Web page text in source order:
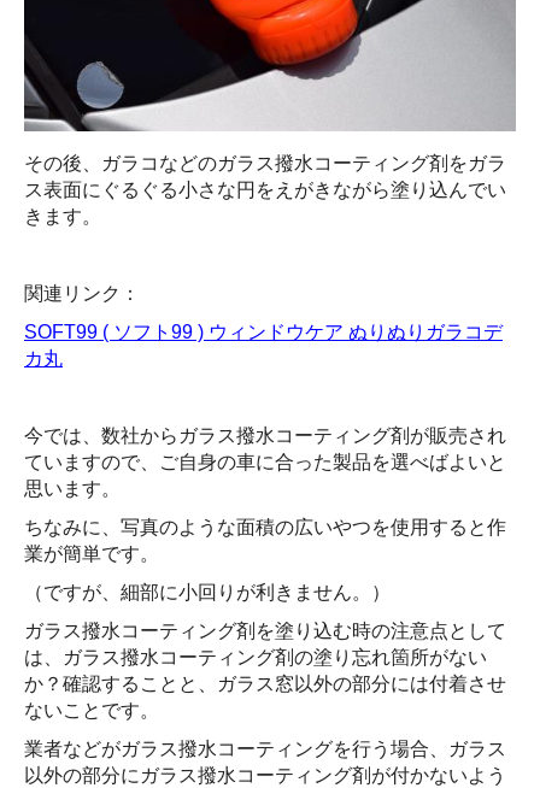
その後、ガラコなどのガラス撥水コーティング剤をガラ
ス表面にぐるぐる小さな円をえがきながら塗り込んでい
きます。
関連リンク：
SOFT99 ( ソフト99 ) ウィンドウケア ぬりぬりガラコデ
カ丸
今では、数社からガラス撥水コーティング剤が販売され
ていますので、ご自身の車に合った製品を選べばよいと
思います。
ちなみに、写真のような面積の広いやつを使用すると作
業が簡単です。
（ですが、細部に小回りが利きません。）
ガラス撥水コーティング剤を塗り込む時の注意点として
は、ガラス撥水コーティング剤の塗り忘れ箇所がない
か？確認することと、ガラス窓以外の部分には付着させ
ないことです。
業者などがガラス撥水コーティングを行う場合、ガラス
以外の部分にガラス撥水コーティング剤が付かないよう